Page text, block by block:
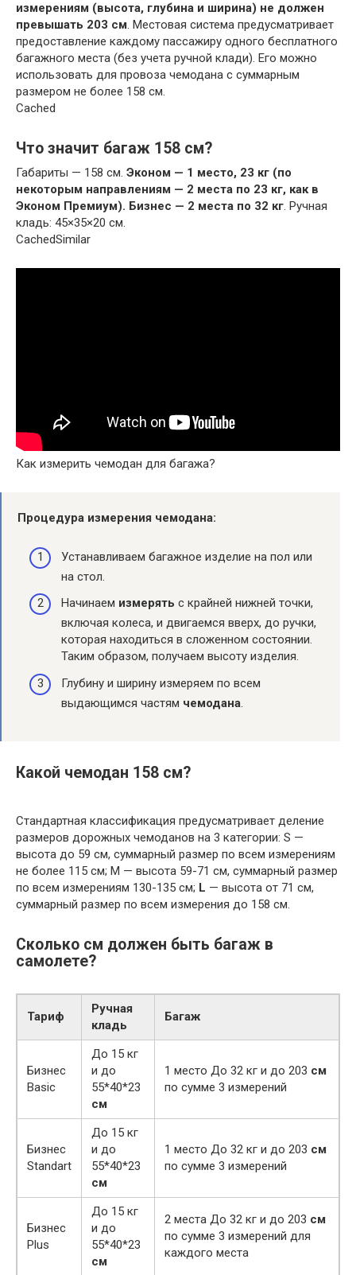
измерениям (высота, глубина и ширина) не должен
превышать 203 см. Местовая система предусматривает
предоставление каждому пассажиру одного бесплатного
багажного места (без учета ручной клади). Его можно
использовать для провоза чемодана с суммарным
размером не более 158 см.
Cached
Что значит багаж 158 см?
Габариты — 158 см. Эконом — 1 место, 23 кг (по
некоторым направлениям — 2 места по 23 кг, как в
Эконом Премиум). Бизнес — 2 места по 32 кг. Ручная
кладь: 45×35×20 см.
CachedSimilar
Как измерить чемодан для багажа?
Процедура измерения чемодана:
Устанавливаем багажное изделие на пол или
на стол.
Начинаем измерять с крайней нижней точки,
включая колеса, и двигаемся вверх, до ручки,
которая находиться в сложенном состоянии.
Таким образом, получаем высоту изделия.
Глубину и ширину измеряем по всем
выдающимся частям чемодана.
Какой чемодан 158 см?
Стандартная классификация предусматривает деление
размеров дорожных чемоданов на 3 категории: S —
высота до 59 см, суммарный размер по всем измерениям
не более 115 см; M — высота 59-71 см, суммарный размер
по всем измерениям 130-135 см; L — высота от 71 см,
суммарный размер по всем измерения до 158 см.
Сколько см должен быть багаж в
самолете?
Тариф
Ручная
кладь
Багаж
Бизнес
Basic
До 15 кг
и до
55*40*23
см
1 место До 32 кг и до 203 см
по сумме 3 измерений
Бизнес
Standart
До 15 кг
и до
55*40*23
см
1 место До 32 кг и до 203 см
по сумме 3 измерений
Бизнес
Plus
До 15 кг
и до
55*40*23
см
2 места До 32 кг и до 203 см
по сумме 3 измерений для
каждого места